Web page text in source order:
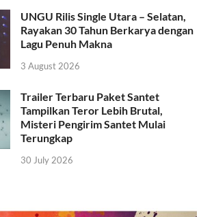
UNGU Rilis Single Utara – Selatan,
Rayakan 30 Tahun Berkarya dengan
Lagu Penuh Makna
3 August 2026
Trailer Terbaru Paket Santet
Tampilkan Teror Lebih Brutal,
Misteri Pengirim Santet Mulai
Terungkap
30 July 2026